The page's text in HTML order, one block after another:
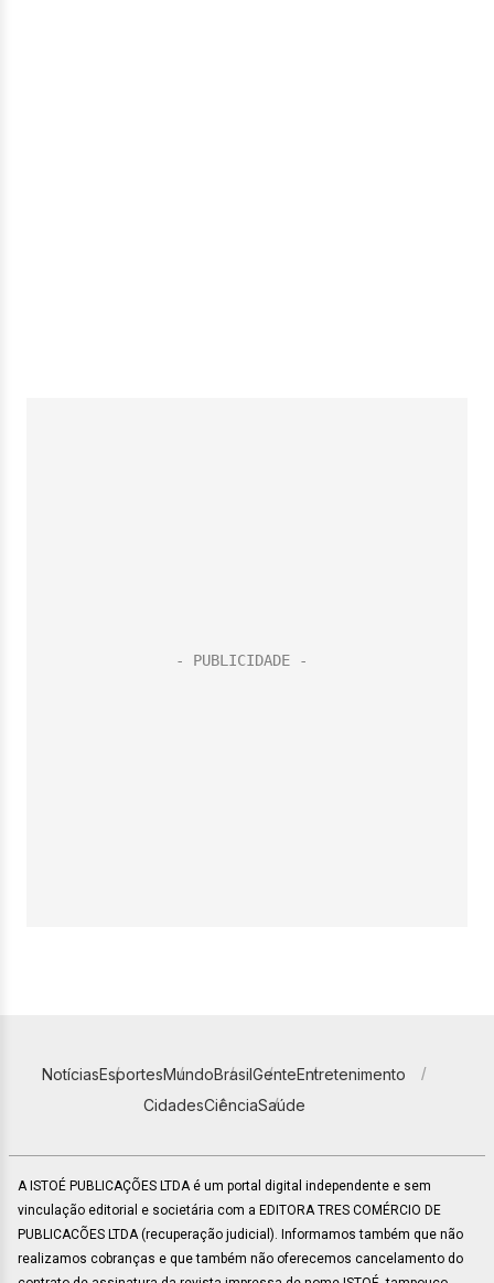
NotíciasEsportesMundoBrasilGenteEntretenimento
CidadesCiênciaSaúde
A ISTOÉ PUBLICAÇÕES LTDA é um portal digital independente e sem
vinculação editorial e societária com a EDITORA TRES COMÉRCIO DE
PUBLICACÕES LTDA (recuperação judicial). Informamos também que não
realizamos cobranças e que também não oferecemos cancelamento do